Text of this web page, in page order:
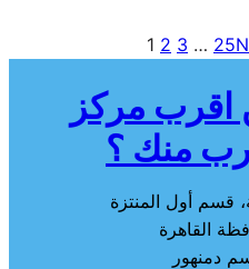
1 2 3 … 25
مركز
منك ؟
قسم أول المنتزة
القاهرة
دمنهور